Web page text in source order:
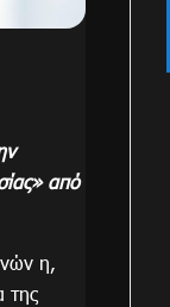
από
η,
της